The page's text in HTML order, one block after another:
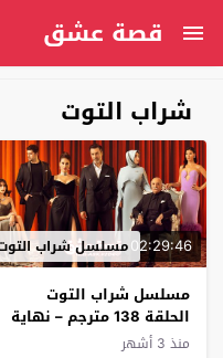
قصة عشق
شراب التوت
02:29:46مسلسل شراب
مسلسل شراب التوت
الحلقة 138 مترجم – نهاية
الموسم
منذ 3 أشهر